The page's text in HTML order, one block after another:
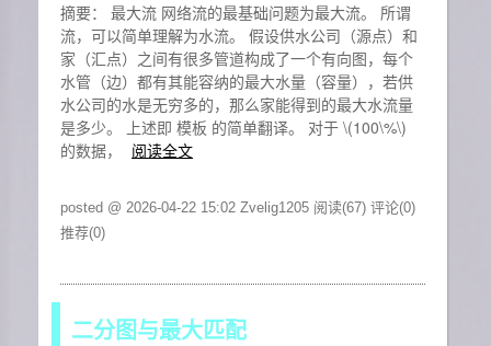
摘要： 最大流 网络流的最基础问题为最大流。 所谓
流，可以简单理解为水流。 假设供水公司（源点）和
家（汇点）之间有很多管道构成了一个有向图，每个
水管（边）都有其能容纳的最大水量（容量），若供
水公司的水是无穷多的，那么家能得到的最大水流量
是多少。 上述即 模板 的简单翻译。 对于 \(100\%\)
的数据，
阅读全文
posted @ 2026-04-22 15:02 Zvelig1205 阅读(67) 评论(0)
推荐(0)
二分图与最大匹配